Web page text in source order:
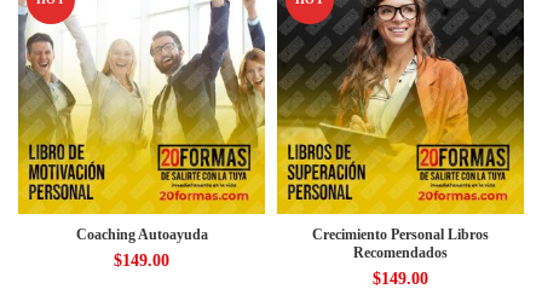
Coaching Autoayuda
$149.00
Crecimiento Personal Libros
Recomendados
$149.00